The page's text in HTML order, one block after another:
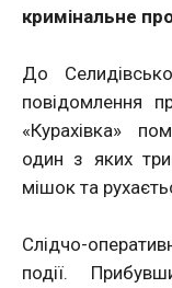
кримінальне
До
повідомлення
«Курахівка»
один з яких
мішок та
Слідчо-
події.